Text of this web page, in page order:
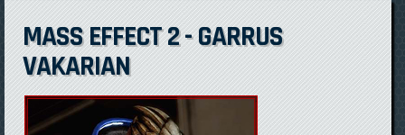
MASS EFFECT 2 - GARRUS
VAKARIAN